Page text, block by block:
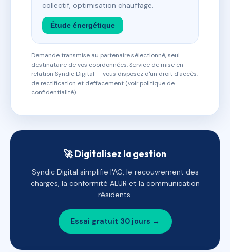
collectif, optimisation chauffage.
Étude énergétique
Demande transmise au partenaire sélectionné, seul
destinataire de vos coordonnées. Service de mise en
relation Syndic Digital — vous disposez d'un droit d'accès,
de rectification et d'effacement (voir politique de
confidentialité).
🚀 Digitalisez la gestion
Syndic Digital simplifie l'AG, le recouvrement des
charges, la conformité ALUR et la communication
résidents.
Essai gratuit 30 jours →